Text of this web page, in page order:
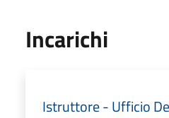
Incarichi
Istruttore - Ufficio